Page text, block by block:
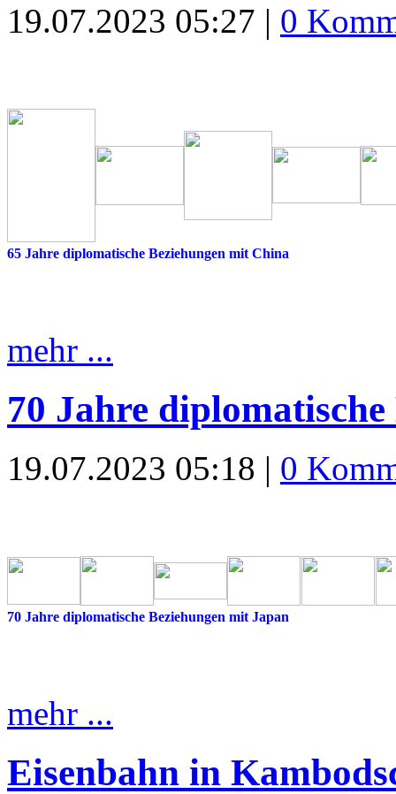
19.07.2023 05:27 | 0
65 Jahre diplomatische Beziehungen mit China
mehr ...
70 Jahre
19.07.2023 05:18 | 0
70 Jahre diplomatische Beziehungen mit Japan
mehr ...
Eisenbahn in